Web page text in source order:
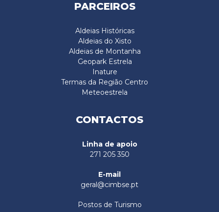
PARCEIROS
Aldeias Históricas
Aldeias do Xisto
Aldeias de Montanha
Geopark Estrela
Inature
Termas da Região Centro
Meteoestrela
CONTACTOS
Linha de apoio
271 205 350
E-mail
geral@cimbse.pt
Postos de Turismo